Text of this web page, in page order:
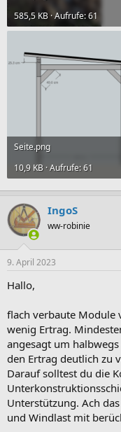
585,5 KB · Aufrufe: 61
Seite.png
10,9 KB · Aufrufe: 61
IngoS
ww-robinie
9. April 2023
Hallo,
flach verbaute Module
wenig Ertrag.
angesagt um
den Ertrag deutlich zu
Darauf solltest du die
Unterstützung. Ach
und Windlast mit